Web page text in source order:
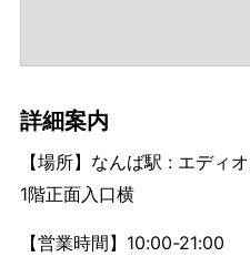
詳細案内
【場所】なんば駅 : エディ
1階正面入口横
【営業時間】10:00-21:00